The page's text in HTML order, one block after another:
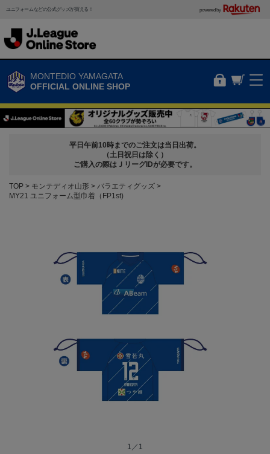
ユニフォームなどの公式グッズが買える！ powered by
MONTEDIO YAMAGATA
OFFICIAL ONLINE SHOP
平日午前10時までのご注文は当日出荷。
（土日祝日は除く）
ご購入の際はＪリーグIDが必要です。
TOP モンテディオ山形
バラエティグッズ
MY21 ユニフォーム型巾着（FP1st)
1／1